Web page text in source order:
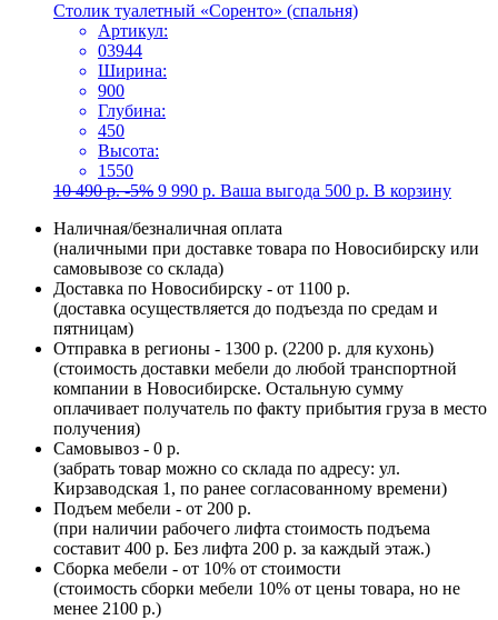
Столик туалетный «Соренто» (спальня)
Артикул:
03944
Ширина:
900
Глубина:
450
Высота:
1550
10 490р. -5% 9 990 р. Ваша выгода 500 р. В корзину
Наличная/безналичная оплата
(наличными при доставке товара по Новосибирску или
самовывозе со склада)
Доставка по Новосибирску - от 1100 р.
(доставка осуществляется до подъезда по средам и
пятницам)
Отправка в регионы - 1300 р. (2200 р. для кухонь)
(стоимость доставки мебели до любой транспортной
компании в Новосибирске. Остальную сумму
оплачивает получатель по факту прибытия груза в место
получения)
Самовывоз - 0 р.
(забрать товар можно со склада по адресу: ул.
Кирзаводская 1, по ранее согласованному времени)
Подъем мебели - от 200 р.
(при наличии рабочего лифта стоимость подъема
составит 400 р. Без лифта 200 р. за каждый этаж.)
Сборка мебели - от 10% от стоимости
(стоимость сборки мебели 10% от цены товара, но не
менее 2100 р.)